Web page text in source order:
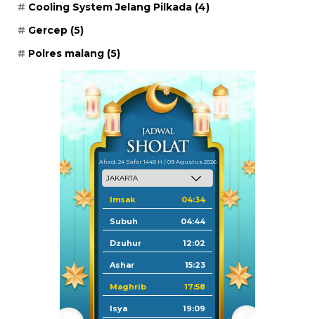
Cooling System Jelang Pilkada (4)
Gercep (5)
Polres malang (5)
Ahad, 24 Safar 1448 H / 09 Agustus 2026
Imsak 04:34
Subuh 04:44
Dzuhur 12:02
Ashar 15:23
Maghrib 17:58
Isya 19:09